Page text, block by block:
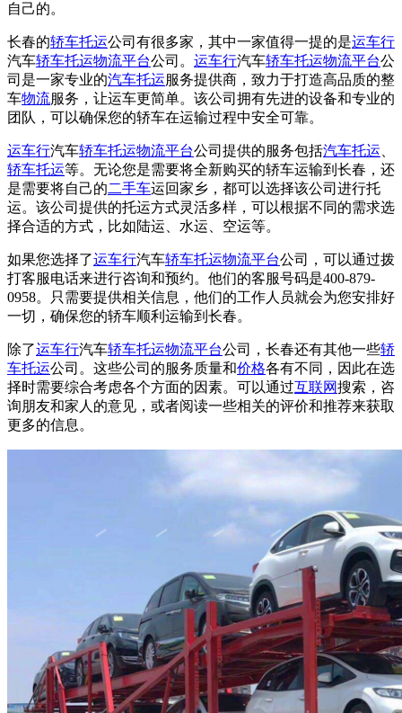
自己的。
长春的轿车托运公司有很多家，其中一家值得一提的是运车行
汽车轿车托运物流平台公司。 运车行汽车轿车托运物流平台公
司是一家专业的汽车托运服务提供商，致力于打造高品质的整
车物流服务，让运车更简单。该公司拥有先进的设备和专业的
团队，可以确保您的轿车在运输过程中安全可靠。
运车行汽车轿车托运物流平台公司提供的服务包括汽车托运
轿车托运等。无论您是需要将全新购买的轿车运输到长春，还
是需要将自己的二手车运回家乡，都可以选择该公司进行托
运。该公司提供的托运方式灵活多样，可以根据不同的需求选
择合适的方式，比如陆运、水运、空运等。
如果您选择了运车行汽车轿车托运物流平台公司，可以通过拨
打客服电话来进行咨询和预约。他们的客服号码是400-879-
0958。只需要提供相关信息，他们的工作人员就会为您安排好
一切，确保您的轿车顺利运输到长春。
除了运车行汽车轿车托运物流平台公司，长春还有其他一些轿
车托运公司。这些公司的服务质量和价格各有不同，因此在选
择时需要综合考虑各个方面的因素。可以通过互联网搜索，咨
询朋友和家人的意见，或者阅读一些相关的评价和推荐来获取
更多的信息。